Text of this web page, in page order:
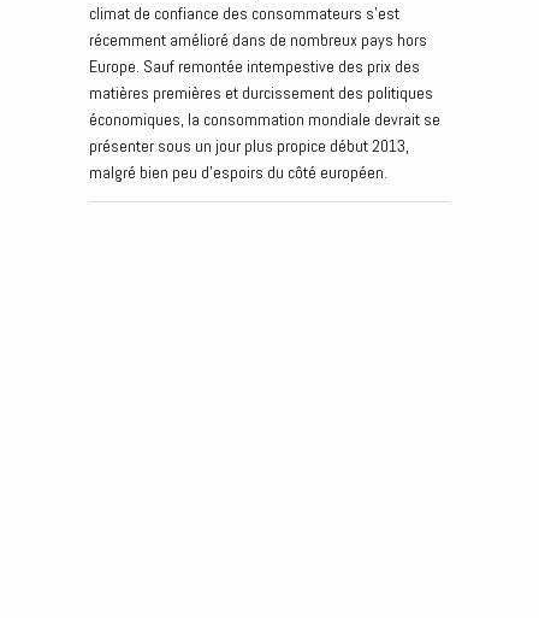
climat de confiance des consommateurs s’est
récemment amélioré dans de nombreux pays hors
Europe. Sauf remontée intempestive des prix des
matières premières et durcissement des politiques
économiques, la consommation mondiale devrait se
présenter sous un jour plus propice début 2013,
malgré bien peu d’espoirs du côté européen.